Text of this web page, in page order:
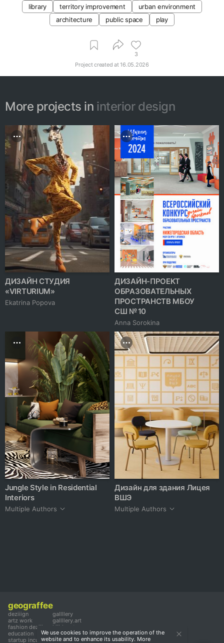
library
territory improvement
urban environment
architecture
public space play
3
Project created at16.05.2026
More projects in interior design
ДИЗАЙН СТУДИЯ
«VIRTURIUM»
Ekatrina Popova
ДИЗАЙН-ПРОЕКТ
ОБРАЗОВАТЕЛЬНЫХ
ПРОСТРАНСТВ МБОУ
СШ № 10
Anna Sorokina
Jungle Style in Residential
Interiors
Multiple Authors
Дизайн для здания Лицея
ВШЭ
Multiple Authors
geograffee
deziiign
artz work
fashion deziiign
education
startup incubator
gallllery
gallllery.art
kiiids.art
We use cookies to improve the operation of the
website and to enhance its usability. More